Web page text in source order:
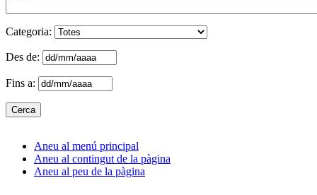
Categoria:
Des de:
Fins a:
Aneu al menú principal
Aneu al contingut de la pàgina
Aneu al peu de la pàgina